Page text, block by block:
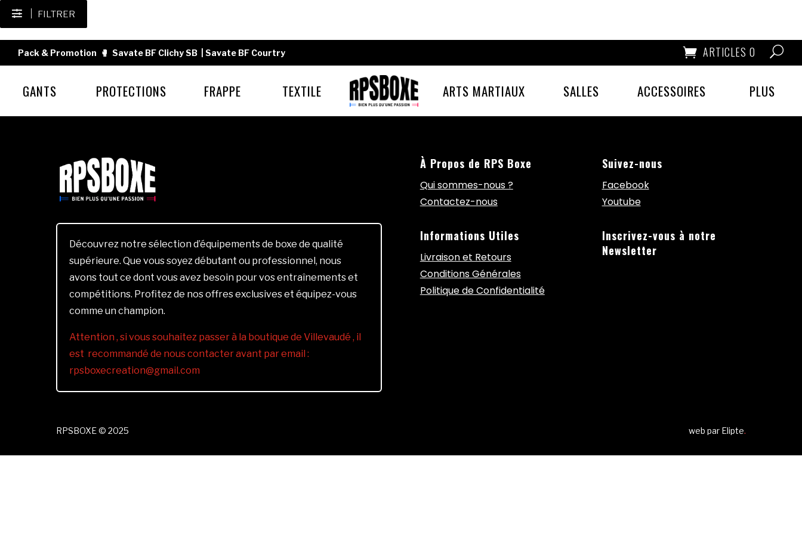
FILTRER
Pack & Promotion 🥊 Savate BF Clichy SB Savate BF Courtry ARTICLES 0
GANTS PROTECTIONS FRAPPE TEXTILE ARTS MARTIAUX SALLES ACCESSOIRES PLUS
Découvrez notre sélection d’équipements de boxe de qualité
supérieure. Que vous soyez débutant ou professionnel, nous
avons tout ce dont vous avez besoin pour vos entraînements et
compétitions. Profitez de nos offres exclusives et équipez-vous
comme un champion.
Attention , si vous souhaitez passer à la boutique de Villevaudé , il
est recommandé de nous contacter avant par email :
rpsboxecreation@gmail.com
À Propos de RPS Boxe
Qui sommes-nous ?
Contactez-nous
Informations Utiles
Livraison et Retours
Conditions Générales
Politique de Confidentialité
Suivez-nous
Facebook
Youtube
Inscrivez-vous à notre
Newsletter
RPSBOXE © 2025 web par Elipte.